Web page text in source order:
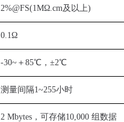
2%@FS(1MΩ.cm及以上)
0.1Ω
-30~＋85℃，±2℃
测量间隔1~255小时
2 Mbytes，可存储10,000 组数据